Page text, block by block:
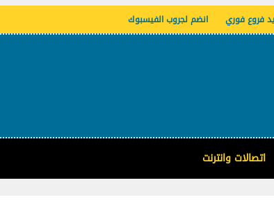
فروع فوري انضم لجروب الفيسبوك
اتصالات وانترنت